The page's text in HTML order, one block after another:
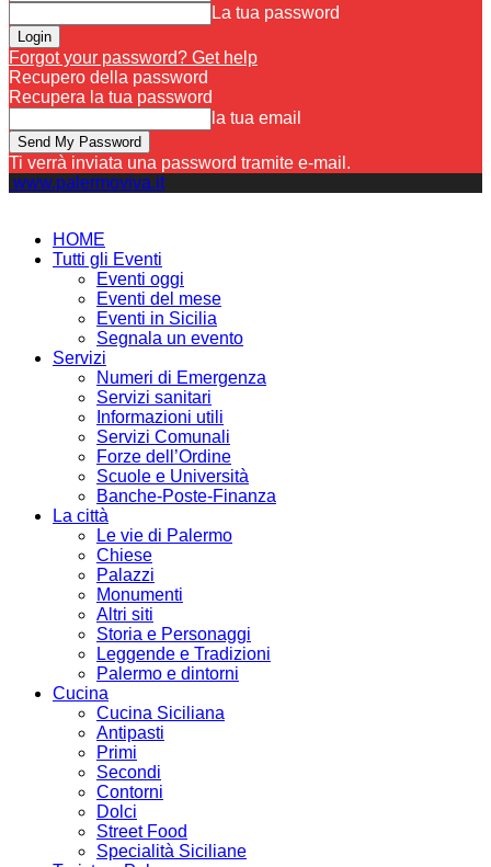
La tua password
Forgot your password? Get help
Recupero della password
Recupera la tua password
la tua email
Ti verrà inviata una password tramite e-mail.
www.palermoviva.it
HOME
Tutti gli Eventi
Eventi oggi
Eventi del mese
Eventi in Sicilia
Segnala un evento
Servizi
Numeri di Emergenza
Servizi sanitari
Informazioni utili
Servizi Comunali
Forze dell’Ordine
Scuole e Università
Banche-Poste-Finanza
La città
Le vie di Palermo
Chiese
Palazzi
Monumenti
Altri siti
Storia e Personaggi
Leggende e Tradizioni
Palermo e dintorni
Cucina
Cucina Siciliana
Antipasti
Primi
Secondi
Contorni
Dolci
Street Food
Specialità Siciliane